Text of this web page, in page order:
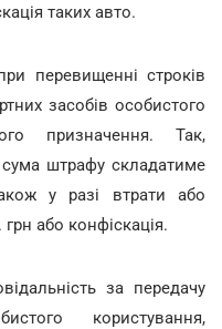
таких авто.
перевищенні строків
засобів особистого
призначення. Так,
штрафу складатиме
у разі втрати або
або конфіскація.
за передачу
користування,